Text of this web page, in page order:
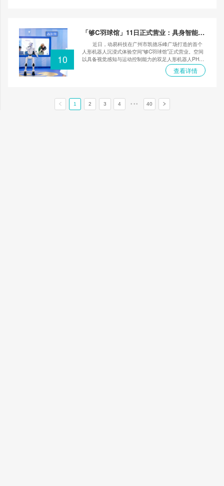
10
「够C羽球馆」11日正式营业：具身智能商
业化新场景雏形显现
近日，动易科技在广州市凯德乐峰广场打造的首个
人形机器人沉浸式体验空间“够C羽球馆”正式营业。空间
以具备视觉感知与运动控制能力的双足人形机器人PHY
BOT C2为核心，推出了包括人机羽毛球自主对打在内
的七大互动玩法。开业现场，羽毛球全国冠军余冰清受
展示，更标志着人形机器人正从专业展会走向大众消费
场景，为公众提供了一个零距离感受具身智能魅力、体
验未来科技如何赋能运动与娱乐的独特窗口。
查看详情
1 2 3 4 ••• 40